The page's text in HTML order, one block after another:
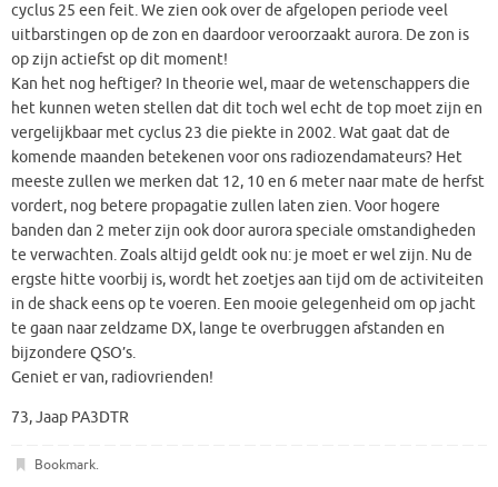
cyclus 25 een feit. We zien ook over de afgelopen periode veel
uitbarstingen op de zon en daardoor veroorzaakt aurora. De zon is
op zijn actiefst op dit moment!
Kan het nog heftiger? In theorie wel, maar de wetenschappers die
het kunnen weten stellen dat dit toch wel echt de top moet zijn en
vergelijkbaar met cyclus 23 die piekte in 2002. Wat gaat dat de
komende maanden betekenen voor ons radiozendamateurs? Het
meeste zullen we merken dat 12, 10 en 6 meter naar mate de herfst
vordert, nog betere propagatie zullen laten zien. Voor hogere
banden dan 2 meter zijn ook door aurora speciale omstandigheden
te verwachten. Zoals altijd geldt ook nu: je moet er wel zijn. Nu de
ergste hitte voorbij is, wordt het zoetjes aan tijd om de activiteiten
in de shack eens op te voeren. Een mooie gelegenheid om op jacht
te gaan naar zeldzame DX, lange te overbruggen afstanden en
bijzondere QSO’s.
Geniet er van, radiovrienden!
73, Jaap PA3DTR
Bookmark.